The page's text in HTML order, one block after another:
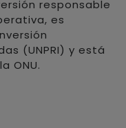
responsable
es
(UNPRI) y está
ONU.